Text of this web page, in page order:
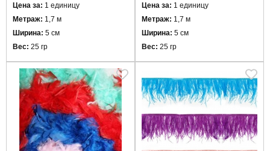
Цена за: 1 единицу
Метраж: 1,7 м
Ширина: 5 см
Вес: 25 гр
Цена за: 1 единицу
Метраж: 1,7 м
Ширина: 5 см
Вес: 25 гр